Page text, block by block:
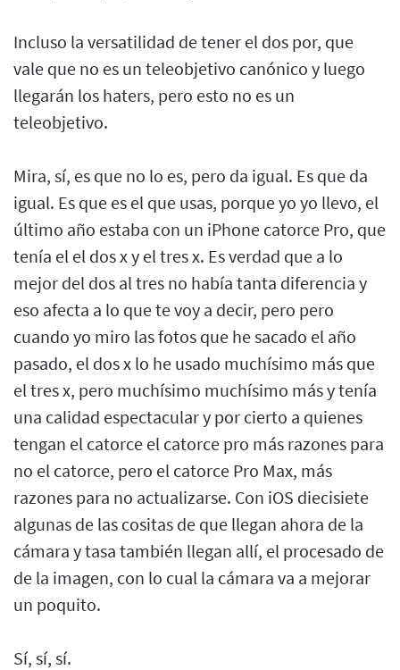
Incluso la versatilidad de tener el dos por, que
vale que no es un teleobjetivo canónico y luego
llegarán los haters, pero esto no es un
teleobjetivo.
Mira, sí, es que no lo es, pero da igual. Es que da
igual. Es que es el que usas, porque yo yo llevo, el
último año estaba con un iPhone catorce Pro, que
tenía el el dos x y el tres x. Es verdad que a lo
mejor del dos al tres no había tanta diferencia y
eso afecta a lo que te voy a decir, pero pero
cuando yo miro las fotos que he sacado el año
pasado, el dos x lo he usado muchísimo más que
el tres x, pero muchísimo muchísimo más y tenía
una calidad espectacular y por cierto a quienes
tengan el catorce el catorce pro más razones para
no el catorce, pero el catorce Pro Max, más
razones para no actualizarse. Con iOS diecisiete
algunas de las cositas de que llegan ahora de la
cámara y tasa también llegan allí, el procesado de
de la imagen, con lo cual la cámara va a mejorar
un poquito.
Sí, sí, sí.